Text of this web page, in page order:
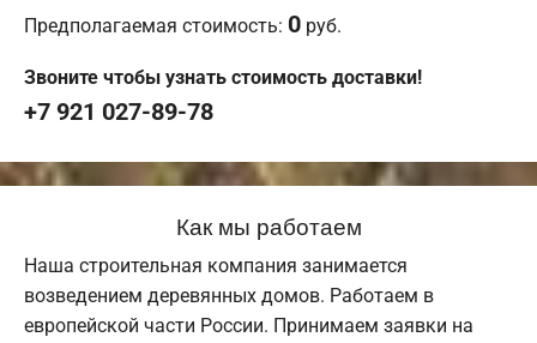
Предполагаемая стоимость: 0 руб.
Звоните чтобы узнать стоимость доставки!
+7 921 027-89-78
Как мы работаем
Наша строительная компания занимается
возведением деревянных домов. Работаем в
европейской части России. Принимаем заявки на